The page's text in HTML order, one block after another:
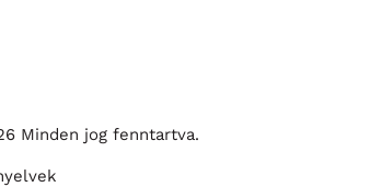
Minden jog fenntartva.